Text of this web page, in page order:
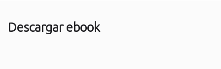
Descargar ebook